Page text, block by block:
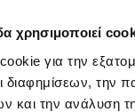
χρησιμοποιεί
για την
διαφημίσεων, την
και την ανάλυση